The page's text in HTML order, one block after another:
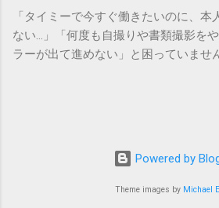
るのが最も効率的です。現在の荷物が
か、いつ届く予定なのかは、お手元の
す。 伝票番号（お問い合わせ番号）を
票）の控えに記載されている、数字の
い。これが荷物の識別番号になります
め、電話がつながるのを待つ必要があ
るだけで、リアルタイムの状況が表示
て刻み込む伝統的な儀礼です。 一本
ブな効果 一体感の創出 参加者全員が
ことで、集団としての連帯感が生まれ
韻を大切にしながら、すっきりと解
「一本締め」と「一丁締め」の違い 一
るものを一本締めと呼びますが、一部
「タイミーで今すぐ働きたいのに、本
ない…」「何度も自撮りや書類撮影を
ラーが出て進めない」と困っていませ
賢い働き方に欠かせないツールです
という、もったいない状況になってし
ミーの本人確認で失敗する原因の多く
で、ちょっとしたコツを知るだけで解
Powered by
Theme images by Michael